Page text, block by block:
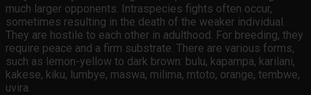
much larger opponents. Intraspecies fights often occur,
sometimes resulting in the death of the weaker individual.
They are hostile to each other in adulthood. For breeding, they
require peace and a firm substrate. There are various forms,
such as lemon-yellow to dark brown: bulu, kapampa, karilani,
kakese, kiku, lumbye, maswa, milima, mtoto, orange, tembwe,
uvira.